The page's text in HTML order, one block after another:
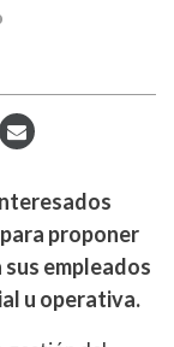
proponer
empleados
u operativa.